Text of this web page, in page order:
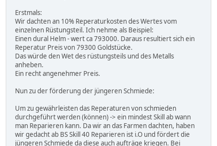
Erstmals:
Wir dachten an 10% Reperaturkosten des Wertes vom
einzelnen Rüstungsteil. Ich nehme als Beispiel:
Einen dural Helm - wert ca 793000. Daraus resultiert sich ein
Reperatur Preis von 79300 Goldstücke.
Das würde den Wet des rüstungsteils und des Metalls
anheben.
Ein recht angenehmer Preis.
Nun zu der förderung der jüngeren Schmiede:
Um zu gewährleisten das Reperaturen von schmieden
durchgeführt werden (können) -> ein mindest Skill ab wann
man Reparieren kann. Da wir an das Farmen dachten, haben
wir gedacht ab BS Skill 40 Reparieren ist i.O und fördert die
jüngeren Schmiede da diese auch aufträge kriegen. Bei